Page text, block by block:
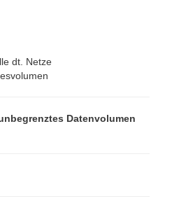
dt. Netze
Datenvolumen